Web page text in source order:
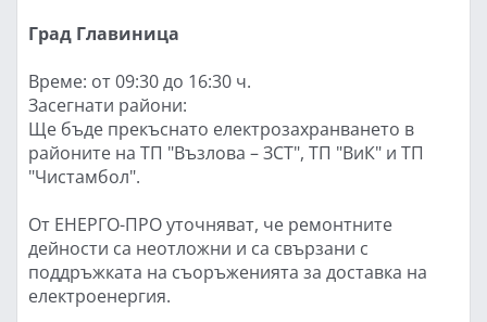
Град Главиница
Време: от 09:30 до 16:30 ч.
Засегнати райони:
Ще бъде прекъснато електрозахранването в
районите на ТП "Възлова – ЗСТ", ТП "ВиК" и ТП
"Чистамбол".
От ЕНЕРГО-ПРО уточняват, че ремонтните
дейности са неотложни и са свързани с
поддръжката на съоръженията за доставка на
електроенергия.